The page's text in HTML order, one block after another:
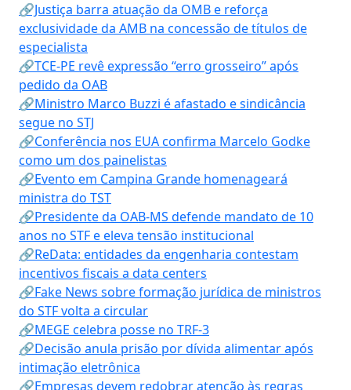
🔗Justiça barra atuação da OMB e reforça
exclusividade da AMB na concessão de títulos de
especialista
🔗TCE-PE revê expressão “erro grosseiro” após
pedido da OAB
🔗Ministro Marco Buzzi é afastado e sindicância
segue no STJ
🔗Conferência nos EUA confirma Marcelo Godke
como um dos painelistas
🔗Evento em Campina Grande homenageará
ministra do TST
🔗Presidente da OAB-MS defende mandato de 10
anos no STF e eleva tensão institucional
🔗ReData: entidades da engenharia contestam
incentivos fiscais a data centers
🔗Fake News sobre formação jurídica de ministros
do STF volta a circular
🔗MEGE celebra posse no TRF-3
🔗Decisão anula prisão por dívida alimentar após
intimação eletrônica
🔗Empresas devem redobrar atenção às regras